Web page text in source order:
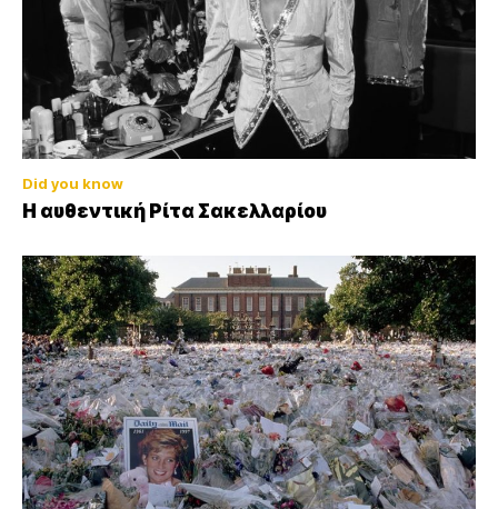
Did you know
Η αυθεντική Ρίτα Σακελλαρίου